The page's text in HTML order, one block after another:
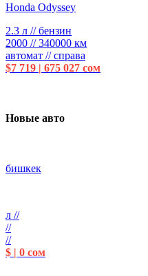
Honda Odyssey
2.3 л // бензин
2000 // 340000 км
автомат // справа
$7 719 | 675 027 сом
Новые авто
бишкек
л //
//
//
$ | 0 сом